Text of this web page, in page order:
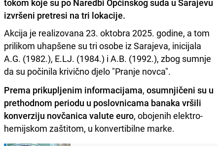
tokom koje su po Naredbi Općinskog suda u Sarajevu
izvršeni pretresi na tri lokacije.
Akcija je realizovana 23. oktobra 2025. godine, a tom
prilikom uhapšene su tri osobe iz Sarajeva, inicijala
A.G. (1982.), E.LJ. (1984.) i A.B. (1992.), zbog sumnje
da su počinila krivično djelo "Pranje novca".
Prema prikupljenim informacijama, osumnjičeni su u
prethodnom periodu u poslovnicama banaka vršili
konverziju novčanica valute euro, obojenih elektro-
hemijskom zaštitom, u konvertibilne marke.